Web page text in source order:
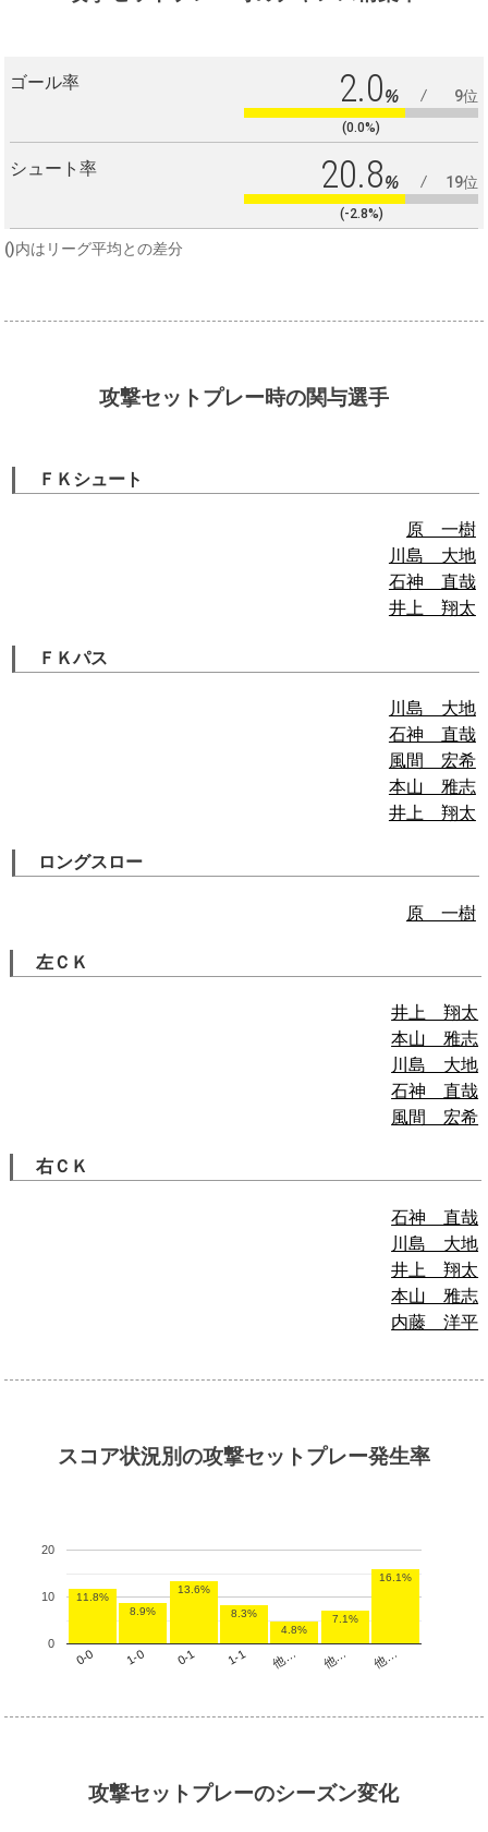
ゴール率 2.0% 9位
(0.0%)
シュート率 20.8% 19位
(-2.8%)
()内はリーグ平均との差分
攻撃セットプレー時の関与選手
ＦＫシュート
原 一樹
川島 大地
石神 直哉
井上 翔太
ＦＫパス
川島 大地
石神 直哉
風間 宏希
本山 雅志
井上 翔太
ロングスロー
原 一樹
左ＣＫ
井上 翔太
本山 雅志
川島 大地
石神 直哉
風間 宏希
右ＣＫ
石神 直哉
川島 大地
井上 翔太
本山 雅志
内藤 洋平
スコア状況別の攻撃セットプレー発生率
0-0 1-0 0-1 1-1 他… 他… 他…
0
10
20
11.8%
8.9%
13.6%
8.3%
4.8%
7.1%
16.1%
攻撃セットプレーのシーズン変化